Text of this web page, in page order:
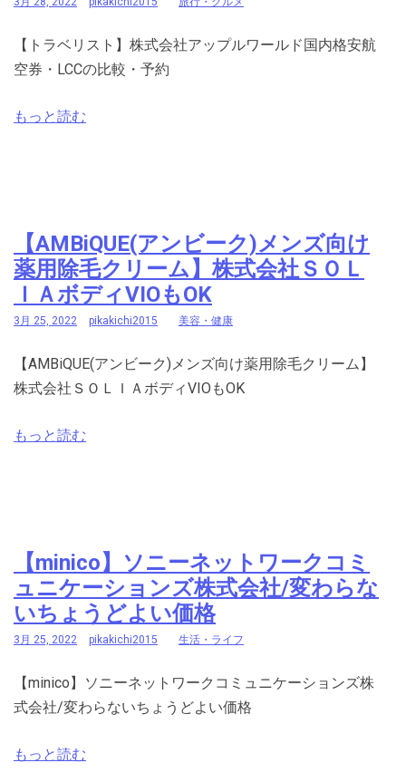
【トラベリスト】株式会社アップルワールド国内格安航
空券・LCCの比較・予約
もっと読む
【AMBiQUE(アンビーク)メンズ向け
薬用除毛クリーム】株式会社ＳＯＬ
ＩＡボディVIOもOK
3月 25, 2022 pikakichi2015 美容・健康
【AMBiQUE(アンビーク)メンズ向け薬用除毛クリーム】
株式会社ＳＯＬＩＡボディVIOもOK
もっと読む
【minico】ソニーネットワークコミ
ュニケーションズ株式会社/変わらな
いちょうどよい価格
3月 25, 2022 pikakichi2015 生活・ライフ
【minico】ソニーネットワークコミュニケーションズ株
式会社/変わらないちょうどよい価格
もっと読む